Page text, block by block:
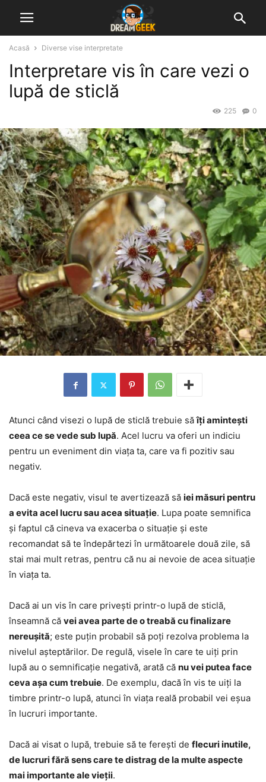
Acasă Diverse vise interpretate
Interpretare vis în care vezi o
lupă de sticlă
0
225
Atunci când visezi o lupă de sticlă trebuie săîți amintești
ceea ce se vede sub lupă. Acel lucru va oferi un indiciu
pentru un eveniment din viața ta, care va fi pozitiv sau
negativ.
Dacă este negativ, visul te avertizează să iei măsuri pentru
a evita acel lucru sau acea situație. Lupa poate semnifica
și faptul că cineva va exacerba o situație și este
recomandat să te îndepărtezi în următoarele două zile, să
stai mai mult retras, pentru că nu ai nevoie de acea situație
în viața ta.
Dacă ai un vis în care privești printr-o lupă de sticlă,
înseamnă că vei avea parte de o treabă cu finalizare
nereușită; este puțin probabil să poți rezolva problema la
nivelul așteptărilor. De regulă, visele în care te uiți prin
lupă au o semnificație negativă, arată că nu vei putea face
ceva așa cum trebuie. De exemplu, dacă în vis te uiți la
timbre printr-o lupă, atunci în viața reală probabil vei eșua
în lucruri importante.
Dacă ai visat o lupă, trebuie să te ferești de flecuri inutile,
de lucruri fără sens care te distrag de la multe aspecte
mai importante ale vieții.